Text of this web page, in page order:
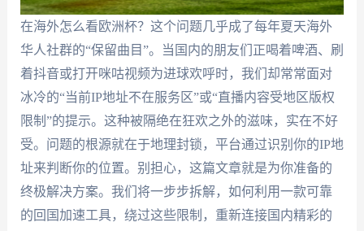
在海外怎么看欧洲杯？这个问题几乎成了每年夏天海外
华人社群的“保留曲目”。当国内的朋友们正喝着啤酒、刷
着抖音或打开咪咕视频为进球欢呼时，我们却常常面对
冰冷的“当前IP地址不在服务区”或“直播内容受地区版权
限制”的提示。这种被隔绝在狂欢之外的滋味，实在不好
受。问题的根源就在于地理封锁，平台通过识别你的IP地
址来判断你的位置。别担心，这篇文章就是为你准备的
终极解决方案。我们将一步步拆解，如何利用一款可靠
的回国加速工具，绕过这些限制，重新连接国内精彩的